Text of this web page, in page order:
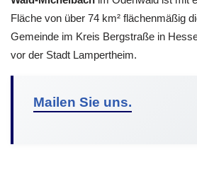
Fläche von über 74 km² flächenmäßig
Gemeinde im Kreis Bergstraße in
vor der Stadt Lampertheim.
Mailen Sie uns.